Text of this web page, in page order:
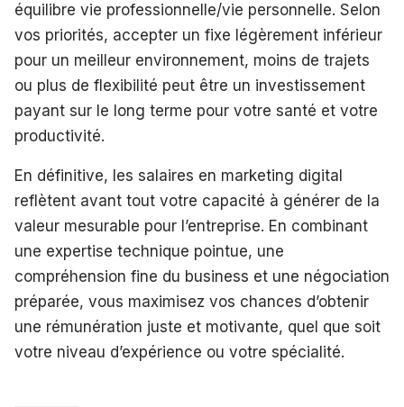
équilibre vie professionnelle/vie personnelle. Selon
vos priorités, accepter un fixe légèrement inférieur
pour un meilleur environnement, moins de trajets
ou plus de flexibilité peut être un investissement
payant sur le long terme pour votre santé et votre
productivité.
En définitive, les salaires en marketing digital
reflètent avant tout votre capacité à générer de la
valeur mesurable pour l’entreprise. En combinant
une expertise technique pointue, une
compréhension fine du business et une négociation
préparée, vous maximisez vos chances d’obtenir
une rémunération juste et motivante, quel que soit
votre niveau d’expérience ou votre spécialité.